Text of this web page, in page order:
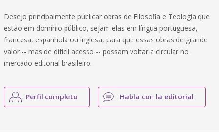
Desejo principalmente publicar obras de Filosofia e Teologia que
estão em domínio público, sejam elas em língua portuguesa,
francesa, espanhola ou inglesa, para que essas obras de grande
valor -- mas de difícil acesso -- possam voltar a circular no
mercado editorial brasileiro.
Perfil completo Habla con la editorial